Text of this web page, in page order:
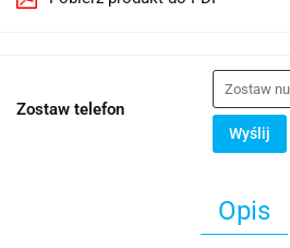
Zostaw telefon
Wyślij
Opis